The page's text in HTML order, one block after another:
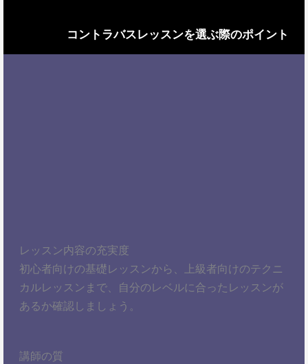
コントラバスレッスンを選ぶ際のポイント
レッスン内容の充実度
初心者向けの基礎レッスンから、上級者向けのテクニ
カルレッスンまで、自分のレベルに合ったレッスンが
あるか確認しましょう。
講師の質